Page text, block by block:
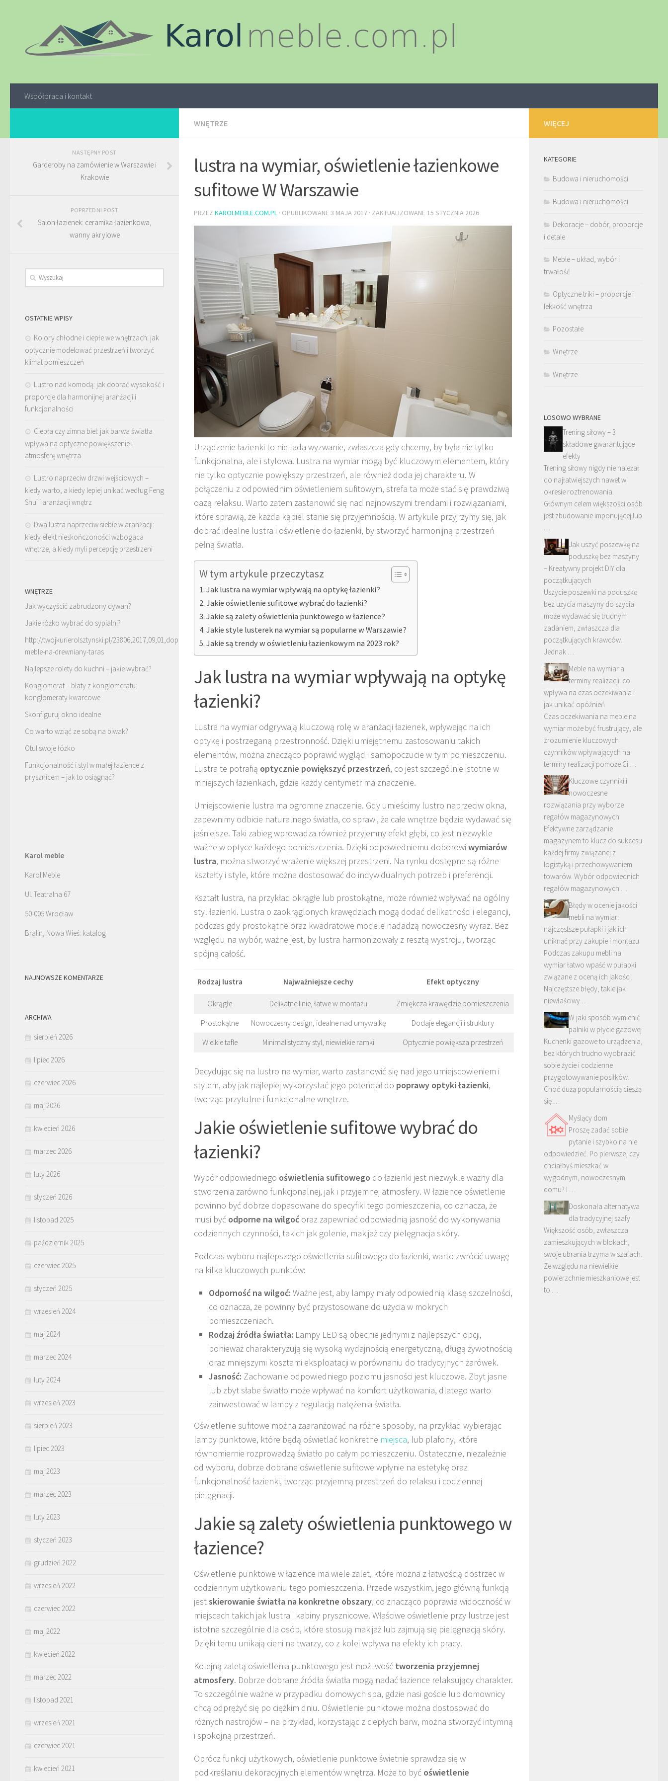
Współpraca i kontakt
WNĘTRZE
lustra na wymiar, oświetlenie łazienkowe
sufitowe W Warszawie
PRZEZ KAROLMEBLE.COM.PL · OPUBLIKOWANE 3 MAJA 2017 · ZAKTUALIZOWANE 15 STYCZNIA 2026
Urządzenie łazienki to nie lada wyzwanie, zwłaszcza gdy chcemy, by była nie tylko
funkcjonalna, ale i stylowa. Lustra na wymiar mogą być kluczowym elementem, który
nie tylko optycznie powiększy przestrzeń, ale również doda jej charakteru. W
połączeniu z odpowiednim oświetleniem sufitowym, strefa ta może stać się prawdziwą
oazą relaksu. Warto zatem zastanowić się nad najnowszymi trendami i rozwiązaniami,
które sprawią, że każda kąpiel stanie się przyjemnością. W artykule przyjrzymy się, jak
dobrać idealne lustra i oświetlenie do łazienki, by stworzyć harmonijną przestrzeń
pełną światła.
W tym artykule przeczytasz
Jak lustra na wymiar wpływają na optykę łazienki?
Jakie oświetlenie sufitowe wybrać do łazienki?
Jakie są zalety oświetlenia punktowego w łazience?
Jakie style lusterek na wymiar są popularne w Warszawie?
Jakie są trendy w oświetleniu łazienkowym na 2023 rok?
Jak lustra na wymiar wpływają na optykę
łazienki?
Lustra na wymiar odgrywają kluczową rolę w aranżacji łazienek, wpływając na ich
optykę i postrzeganą przestronność. Dzięki umiejętnemu zastosowaniu takich
elementów, można znacząco poprawić wygląd i samopoczucie w tym pomieszczeniu.
Lustra te potrafią optycznie powiększyć przestrzeń, co jest szczególnie istotne w
mniejszych łazienkach, gdzie każdy centymetr ma znaczenie.
Umiejscowienie lustra ma ogromne znaczenie. Gdy umieścimy lustro naprzeciw okna,
zapewnimy odbicie naturalnego światła, co sprawi, że całe wnętrze będzie wydawać się
jaśniejsze. Taki zabieg wprowadza również przyjemny efekt głębi, co jest niezwykle
ważne w optyce każdego pomieszczenia. Dzięki odpowiedniemu doborowi wymiarów
lustra, można stworzyć wrażenie większej przestrzeni. Na rynku dostępne są różne
kształty i style, które można dostosować do indywidualnych potrzeb i preferencji.
Kształt lustra, na przykład okrągłe lub prostokątne, może również wpływać na ogólny
styl łazienki. Lustra o zaokrąglonych krawędziach mogą dodać delikatności i elegancji,
podczas gdy prostokątne oraz kwadratowe modele nadadzą nowoczesny wyraz. Bez
względu na wybór, ważne jest, by lustra harmonizowały z resztą wystroju, tworząc
spójną całość.
Rodzaj lustra Najważniejsze cechy Efekt optyczny
Okrągłe Delikatne linie, łatwe w montażu Zmiękcza krawędzie pomieszczenia
Prostokątne Nowoczesny design, idealne nad umywalkę Dodaje elegancji i struktury
Wielkie tafle Minimalistyczny styl, niewielkie ramki Optycznie powiększa przestrzeń
Decydując się na lustro na wymiar, warto zastanowić się nad jego umiejscowieniem i
stylem, aby jak najlepiej wykorzystać jego potencjał do poprawy optyki łazienki,
tworząc przytulne i funkcjonalne wnętrze.
Jakie oświetlenie sufitowe wybrać do
łazienki?
Wybór odpowiedniego oświetlenia sufitowego do łazienki jest niezwykle ważny dla
stworzenia zarówno funkcjonalnej, jak i przyjemnej atmosfery. W łazience oświetlenie
powinno być dobrze dopasowane do specyfiki tego pomieszczenia, co oznacza, że
musi być odporne na wilgoć oraz zapewniać odpowiednią jasność do wykonywania
codziennych czynności, takich jak golenie, makijaż czy pielęgnacja skóry.
Podczas wyboru najlepszego oświetlenia sufitowego do łazienki, warto zwrócić uwagę
na kilka kluczowych punktów:
Odporność na wilgoć: Ważne jest, aby lampy miały odpowiednią klasę szczelności,
co oznacza, że powinny być przystosowane do użycia w mokrych
pomieszczeniach.
Rodzaj źródła światła: Lampy LED są obecnie jednymi z najlepszych opcji,
ponieważ charakteryzują się wysoką wydajnością energetyczną, długą żywotnością
oraz mniejszymi kosztami eksploatacji w porównaniu do tradycyjnych żarówek.
Jasność: Zachowanie odpowiedniego poziomu jasności jest kluczowe. Zbyt jasne
lub zbyt słabe światło może wpływać na komfort użytkowania, dlatego warto
zainwestować w lampy z regulacją natężenia światła.
Oświetlenie sufitowe można zaaranżować na różne sposoby, na przykład wybierając
lampy punktowe, które będą oświetlać konkretne miejsca, lub plafony, które
równomiernie rozprowadzą światło po całym pomieszczeniu. Ostatecznie, niezależnie
od wyboru, dobrze dobrane oświetlenie sufitowe wpłynie na estetykę oraz
funkcjonalność łazienki, tworząc przyjemną przestrzeń do relaksu i codziennej
pielęgnacji.
Jakie są zalety oświetlenia punktowego w
łazience?
Oświetlenie punktowe w łazience ma wiele zalet, które można z łatwością dostrzec w
codziennym użytkowaniu tego pomieszczenia. Przede wszystkim, jego główną funkcją
jestskierowanie światła na konkretne obszary, co znacząco poprawia widoczność w
miejscach takich jak lustra i kabiny prysznicowe. Właściwe oświetlenie przy lustrze jest
istotne szczególnie dla osób, które stosują makijaż lub zajmują się pielęgnacją skóry.
Dzięki temu unikają cieni na twarzy, co z kolei wpływa na efekty ich pracy.
Kolejną zaletą oświetlenia punktowego jest możliwość tworzenia przyjemnej
atmosfery. Dobrze dobrane źródła światła mogą nadać łazience relaksujący charakter.
To szczególnie ważne w przypadku domowych spa, gdzie nasi goście lub domownicy
chcą odprężyć się po ciężkim dniu. Oświetlenie punktowe można dostosować do
różnych nastrojów – na przykład, korzystając z ciepłych barw, można stworzyć intymną
i spokojną przestrzeń.
Oprócz funkcji użytkowych, oświetlenie punktowe świetnie sprawdza się w
podkreślaniu dekoracyjnych elementów wnętrza. Może to być oświetlenie
NASTĘPNY POST
Garderoby na zamówienie w Warszawie i
Krakowie
POPRZEDNI POST
Salon łazienek: ceramika łazienkowa,
wanny akrylowe
OSTATNIE WPISY
Kolory chłodne i ciepłe we wnętrzach: jak
optycznie modelować przestrzeń i tworzyć
klimat pomieszczeń
Lustro nad komodą: jak dobrać wysokość i
proporcje dla harmonijnej aranżacji i
funkcjonalności
Ciepła czy zimna biel: jak barwa światła
wpływa na optyczne powiększenie i
atmosferę wnętrza
Lustro naprzeciw drzwi wejściowych –
kiedy warto, a kiedy lepiej unikać według Feng
Shui i aranżacji wnętrz
Dwa lustra naprzeciw siebie w aranżacji:
kiedy efekt nieskończoności wzbogaca
wnętrze, a kiedy myli percepcję przestrzeni
WNĘTRZE
Jak wyczyścić zabrudzony dywan?
Jakie łóżko wybrać do sypialni?
http://twojkurierolsztynski.pl/23806,2017,09,01,dopasowane-
meble-na-drewniany-taras
Najlepsze rolety do kuchni – jakie wybrać?
Konglomerat – blaty z konglomeratu:
konglomeraty kwarcowe
Skonfiguruj okno idealne
Co warto wziąć ze sobą na biwak?
Otul swoje łóżko
Funkcjonalność i styl w małej łazience z
prysznicem – jak to osiągnąć?
Karol meble
Karol Meble
Ul. Teatralna 67
50-005 Wrocław
Bralin, Nowa Wieś: katalog
NAJNOWSZE KOMENTARZE
ARCHIWA
sierpień 2026
lipiec 2026
czerwiec 2026
maj 2026
kwiecień 2026
marzec 2026
luty 2026
styczeń 2026
listopad 2025
październik 2025
czerwiec 2025
styczeń 2025
wrzesień 2024
maj 2024
marzec 2024
luty 2024
wrzesień 2023
sierpień 2023
lipiec 2023
maj 2023
marzec 2023
luty 2023
styczeń 2023
grudzień 2022
wrzesień 2022
czerwiec 2022
maj 2022
kwiecień 2022
marzec 2022
listopad 2021
wrzesień 2021
czerwiec 2021
kwiecień 2021
WIĘCEJ
KATEGORIE
Budowa i nieruchomości
Budowa i nieruchomości
Dekoracje – dobór, proporcje
i detale
Meble – układ, wybór i
trwałość
Optyczne triki – proporcje i
lekkość wnętrza
Pozostałe
Wnętrze
Wnętrze
LOSOWO WYBRANE
Trening siłowy – 3
składowe gwarantujące
efekty
Trening siłowy nigdy nie należał
do najłatwiejszych nawet w
okresie roztrenowania.
Głównym celem większości osób
jest zbudowanie imponującej lub
…
Jak uszyć poszewkę na
poduszkę bez maszyny
– Kreatywny projekt DIY dla
początkujących
Uszycie poszewki na poduszkę
bez użycia maszyny do szycia
może wydawać się trudnym
zadaniem, zwłaszcza dla
początkujących krawców.
Jednak …
Meble na wymiar a
terminy realizacji: co
wpływa na czas oczekiwania i
jak unikać opóźnień
Czas oczekiwania na meble na
wymiar może być frustrujący, ale
zrozumienie kluczowych
czynników wpływających na
terminy realizacji pomoże Ci …
Kluczowe czynniki i
nowoczesne
rozwiązania przy wyborze
regałów magazynowych
Efektywne zarządzanie
magazynem to klucz do sukcesu
każdej firmy związanej z
logistyką i przechowywaniem
towarów. Wybór odpowiednich
regałów magazynowych …
Błędy w ocenie jakości
mebli na wymiar:
najczęstsze pułapki i jak ich
uniknąć przy zakupie i montażu
Podczas zakupu mebli na
wymiar łatwo wpaść w pułapki
związane z oceną ich jakości.
Najczęstsze błędy, takie jak
niewłaściwy …
W jaki sposób wymienić
palniki w płycie gazowej
Kuchenki gazowe to urządzenia,
bez których trudno wyobrazić
sobie życie i codzienne
przygotowywanie posiłków.
Choć dużą popularnością cieszą
się …
Myślący dom
Proszę zadać sobie
pytanie i szybko na nie
odpowiedzieć. Po pierwsze, czy
chciałbyś mieszkać w
wygodnym, nowoczesnym
domu? I …
Doskonała alternatywa
dla tradycyjnej szafy
Większość osób, zwłaszcza
zamieszkujących w blokach,
swoje ubrania trzyma w szafach.
Ze względu na niewielkie
powierzchnie mieszkaniowe jest
to …